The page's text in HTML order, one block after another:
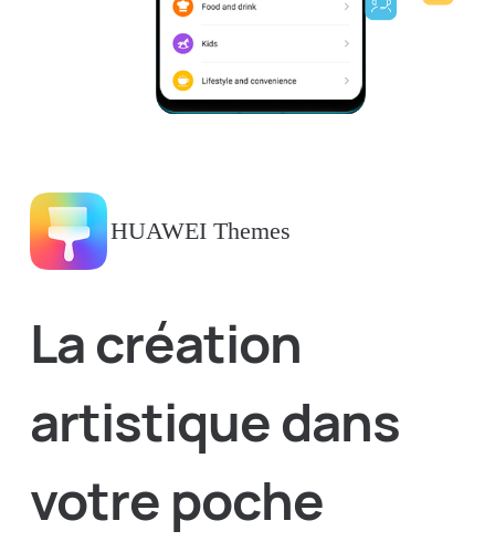
HUAWEI Themes
La création
artistique dans
votre poche